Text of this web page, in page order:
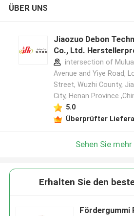
ÜBER UNS
Jiaozuo Debon
Co., Ltd.
intersection of
Avenue and Yiye Road,
Street, Wuzhi County,
City, Henan Province
5.0
Überprüfter
Sehen Sie mehr
Erhalten Sie den
Fördergummi